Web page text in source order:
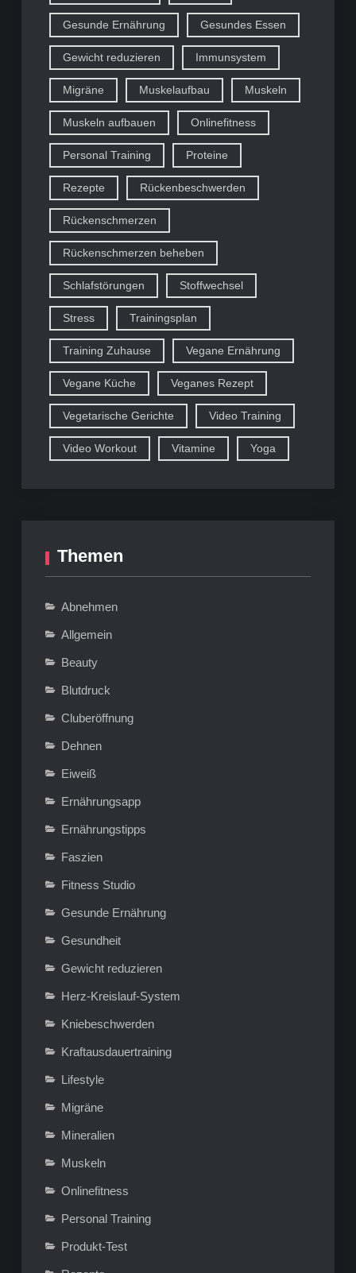
Gesunde Ernährung Gesundes Essen
Gewicht reduzieren Immunsystem
Migräne Muskelaufbau Muskeln
Muskeln aufbauen Onlinefitness
Personal Training Proteine
Rezepte Rückenbeschwerden
Rückenschmerzen
Rückenschmerzen beheben
Schlafstörungen Stoffwechsel
Stress Trainingsplan
Training Zuhause Vegane Ernährung
Vegane Küche Veganes Rezept
Vegetarische Gerichte Video Training
Video Workout Vitamine Yoga
Themen
Abnehmen
Allgemein
Beauty
Blutdruck
Cluberöffnung
Dehnen
Eiweiß
Ernährungsapp
Ernährungstipps
Faszien
Fitness Studio
Gesunde Ernährung
Gesundheit
Gewicht reduzieren
Herz-Kreislauf-System
Kniebeschwerden
Kraftausdauertraining
Lifestyle
Migräne
Mineralien
Muskeln
Onlinefitness
Personal Training
Produkt-Test